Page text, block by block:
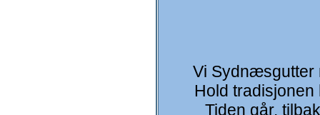
Vi Sydnæsgutter
Hold
Tiden går,